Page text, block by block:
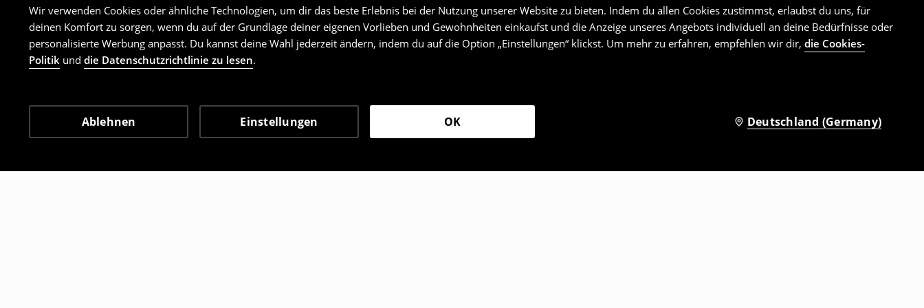
Wir verwenden Cookies oder ähnliche Technologien, um dir das beste Erlebnis bei der Nutzung unserer Website zu bieten. Indem du allen Cookies zustimmst, erlaubst du uns, für
deinen Komfort zu sorgen, wenn du auf der Grundlage deiner eigenen Vorlieben und Gewohnheiten einkaufst und die Anzeige unseres Angebots individuell an deine Bedürfnisse oder
personalisierte Werbung anpasst. Du kannst deine Wahl jederzeit ändern, indem du auf die Option „Einstellungen“ klickst. Um mehr zu erfahren, empfehlen wir dir, die Cookies-
Politik und die Datenschutzrichtlinie zu lesen.
Ablehnen Einstellungen OK Deutschland (Germany)